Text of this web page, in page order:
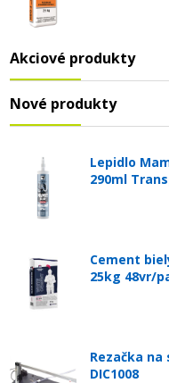
Akciové produkty
Nové produkty
Lepidlo
290ml
Cement
25kg 48vr/
Rezačka
DIC1008